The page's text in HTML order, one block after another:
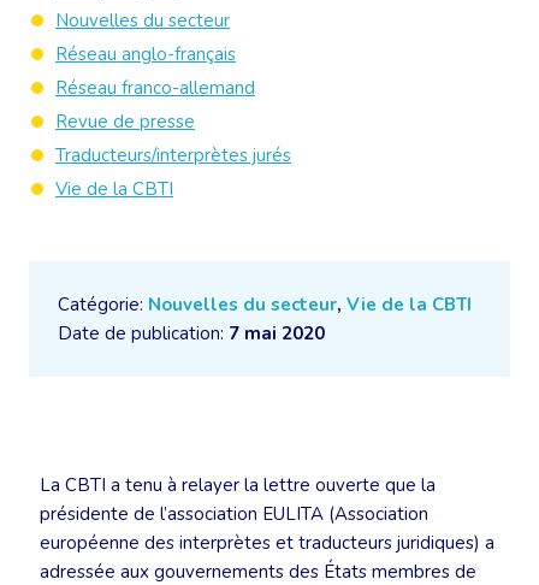
Catégorie: Nouvelles du secteur, Vie de la CBTI
Date de publication: 7 mai 2020
La CBTI a tenu à relayer la lettre ouverte que la
présidente de l’association EULITA (Association
européenne des interprètes et traducteurs juridiques) a
adressée aux gouvernements des États membres de
Nouvelles du secteur
Réseau anglo-français
Réseau franco-allemand
Revue de presse
Traducteurs/interprètes jurés
Vie de la CBTI